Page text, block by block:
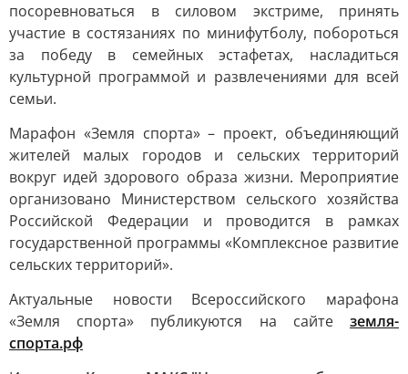
посоревноваться в силовом экстриме, принять
участие в состязаниях по минифутболу, побороться
за победу в семейных эстафетах, насладиться
культурной программой и развлечениями для всей
семьи.
Марафон «Земля спорта» – проект, объединяющий
жителей малых городов и сельских территорий
вокруг идей здорового образа жизни. Мероприятие
организовано Министерством сельского хозяйства
Российской Федерации и проводится в рамках
государственной программы «Комплексное развитие
сельских территорий».
Актуальные новости Всероссийского марафона
«Земля спорта» публикуются на сайте земля-
спорта.рф